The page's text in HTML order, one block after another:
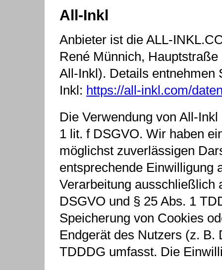
All-Inkl
Anbieter ist die ALL-
René Münnich,
All-Inkl). Details entnehmen
Inkl: https://all-inkl.com/
Die Verwendung von All-
1 lit. f DSGVO. Wir haben
möglichst zuverlässigen
entsprechende Einwilligung
Verarbeitung ausschließlich
DSGVO und § 25 Abs. 1
Speicherung von Cookies
Endgerät des Nutzers (z.
TDDDG umfasst. Die